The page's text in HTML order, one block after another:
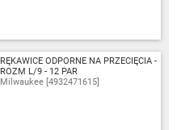
RĘKAWICE ODPORNE NA PRZECIĘCIA -
ROZM L/9 - 12 PAR
Milwaukee [4932471615]